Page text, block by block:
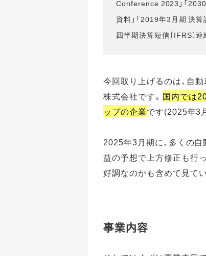
Conference 2023」「
資料」「2019年3月期 決
四半期決算短信〔IFRS〕
今回取り上げるのは、自
株式会社です。 国内では
ップの企業です(2025年3
2025年3月期に、多くの
益の予想で上方修正も行
好調なのかも含めて見て
事業内容